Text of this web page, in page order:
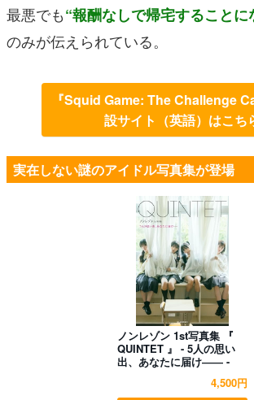
最悪でも“報酬なしで帰宅することに
のみが伝えられている。
『Squid Game: The Challenge
設サイト（英語）はこち
実在しない謎のアイドル写真集が登場
ノンレゾン 1st写真集 『
QUINTET 』 - 5人の思い
出、あなたに届け―― -
4,500円